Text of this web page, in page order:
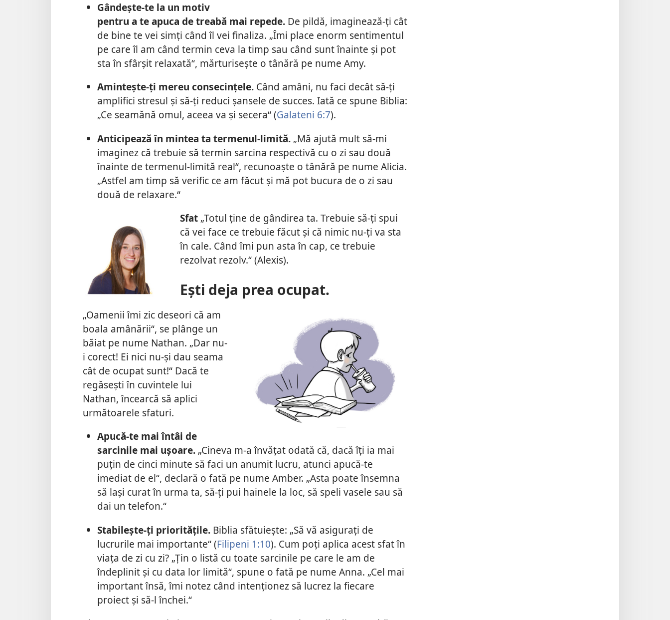
Gândește-te la un motiv
pentru a te apuca de treabă mai repede.De pildă, imaginează-ți cât
de bine te vei simți când îl vei finaliza. „Îmi place enorm sentimentul
pe care îl am când termin ceva la timp sau când sunt înainte și pot
sta în sfârșit relaxată“, mărturisește o tânără pe nume Amy.
Amintește-ți mereu consecințele.Când amâni, nu faci decât să-ți
amplifici stresul și să-ți reduci șansele de succes. Iată ce spune Biblia:
„Ce seamănă omul, aceea va și secera“ (Galateni 6:7).
Anticipează în mintea ta termenul-limită.„Mă ajută mult să-mi
imaginez că trebuie să termin sarcina respectivă cu o zi sau două
înainte de termenul-limită real“, recunoaște o tânără pe nume Alicia.
„Astfel am timp să verific ce am făcut și mă pot bucura de o zi sau
două de relaxare.“
Sfat „Totul ține de gândirea ta. Trebuie să-ți spui
că vei face ce trebuie făcut și că nimic nu-ți va sta
în cale. Când îmi pun asta în cap, ce trebuie
rezolvat rezolv.“ (Alexis).
Ești deja prea ocupat.
„Oamenii îmi zic deseori că am
boala amânării“, se plânge un
băiat pe nume Nathan. „Dar nu-
i corect! Ei nici nu-și dau seama
cât de ocupat sunt!“ Dacă te
regăsești în cuvintele lui
Nathan, încearcă să aplici
următoarele sfaturi.
Apucă-te mai întâi de
sarcinile mai ușoare.„Cineva m-a învățat odată că, dacă îți ia mai
puțin de cinci minute să faci un anumit lucru, atunci apucă-te
imediat de el“, declară o fată pe nume Amber. „Asta poate însemna
să lași curat în urma ta, să-ți pui hainele la loc, să speli vasele sau să
dai un telefon.“
Stabilește-ți prioritățile.Biblia sfătuiește: „Să vă asigurați de
lucrurile mai importante“ (Filipeni 1:10). Cum poți aplica acest sfat în
viața de zi cu zi? „Țin o listă cu toate sarcinile pe care le am de
îndeplinit și cu data lor limită“, spune o fată pe nume Anna. „Cel mai
important însă, îmi notez când intenționez să lucrez la fiecare
proiect și să-l închei.“